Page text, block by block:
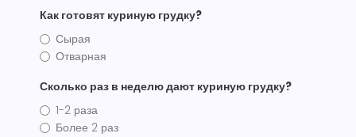
Как готовят куриную грудку?
Сырая
Отварная
Сколько раз в неделю дают куриную грудку?
1-2 раза
Более 2 раз